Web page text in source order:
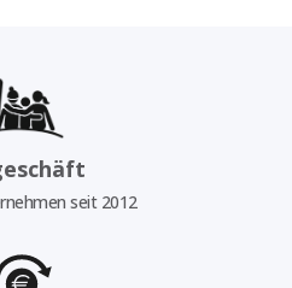
seit 2012